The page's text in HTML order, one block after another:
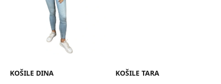
KOŠILE DINA KOŠILE TARA